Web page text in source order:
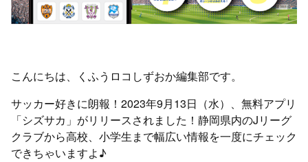
こんにちは、くふうロコしずおか編集部です。
サッカー好きに朗報！2023年9月13日（水）、無料アプリ
「シズサカ」がリリースされました！静岡県内のJリーグ
クラブから高校、小学生まで幅広い情報を一度にチェック
できちゃいますよ♪